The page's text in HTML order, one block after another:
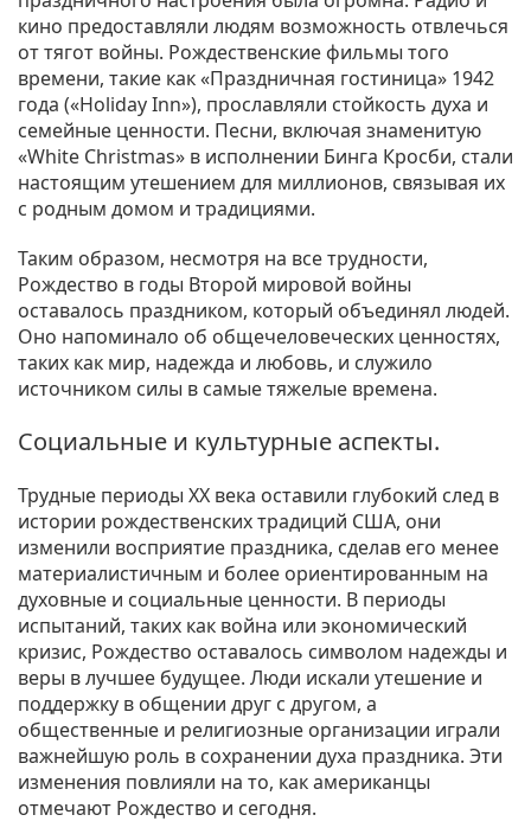
кино предоставляли людям возможность отвлечься
от тягот войны. Рождественские фильмы того
времени, такие как «Праздничная гостиница» 1942
года («Holiday Inn»), прославляли стойкость духа и
семейные ценности. Песни, включая знаменитую
«White Christmas» в исполнении Бинга Кросби, стали
настоящим утешением для миллионов, связывая их
с родным домом и традициями.
Таким образом, несмотря на все трудности,
Рождество в годы Второй мировой войны
оставалось праздником, который объединял людей.
Оно напоминало об общечеловеческих ценностях,
таких как мир, надежда и любовь, и служило
источником силы в самые тяжелые времена.
Социальные и культурные аспекты.
Трудные периоды XX века оставили глубокий след в
истории рождественских традиций США, они
изменили восприятие праздника, сделав его менее
материалистичным и более ориентированным на
духовные и социальные ценности. В периоды
испытаний, таких как война или экономический
кризис, Рождество оставалось символом надежды и
веры в лучшее будущее. Люди искали утешение и
поддержку в общении друг с другом, а
общественные и религиозные организации играли
важнейшую роль в сохранении духа праздника. Эти
изменения повлияли на то, как американцы
отмечают Рождество и сегодня.